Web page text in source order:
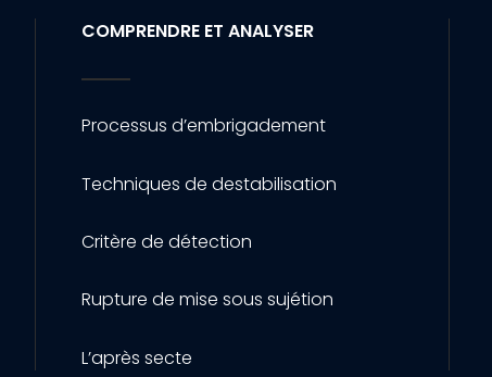
COMPRENDRE ET ANALYSER
Processus d’embrigadement
Techniques de destabilisation
Critère de détection
Rupture de mise sous sujétion
L’après secte